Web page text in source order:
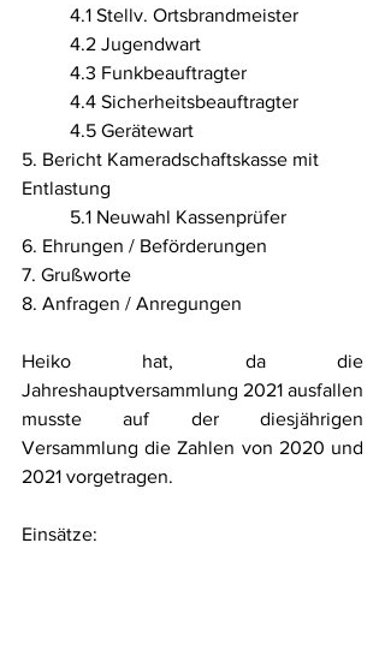
	4.1 Stellv. Ortsbrandmeister
	4.2 Jugendwart
	4.3 Funkbeauftragter
	4.4 Sicherheitsbeauftragter
	4.5 Gerätewart
5. Bericht Kameradschaftskasse mit
Entlastung
	5.1 Neuwahl Kassenprüfer
6. Ehrungen / Beförderungen
7. Grußworte
8. Anfragen / Anregungen
Heiko hat, da die
Jahreshauptversammlung 2021 ausfallen
musste auf der diesjährigen
Versammlung die Zahlen von 2020 und
2021 vorgetragen.
Einsätze: